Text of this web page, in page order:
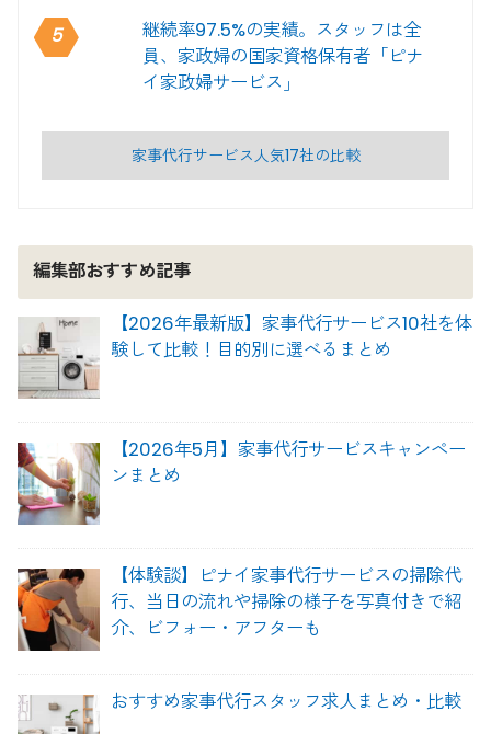
5
継続率97.5%の実績。スタッフは全
員、家政婦の国家資格保有者「ピナ
イ家政婦サービス」
家事代行サービス人気17社の比較
編集部おすすめ記事
【2026年最新版】家事代行サービス10社を体
験して比較！目的別に選べるまとめ
【2026年5月】家事代行サービスキャンペー
ンまとめ
【体験談】ピナイ家事代行サービスの掃除代
行、当日の流れや掃除の様子を写真付きで紹
介、ビフォー・アフターも
おすすめ家事代行スタッフ求人まとめ・比較